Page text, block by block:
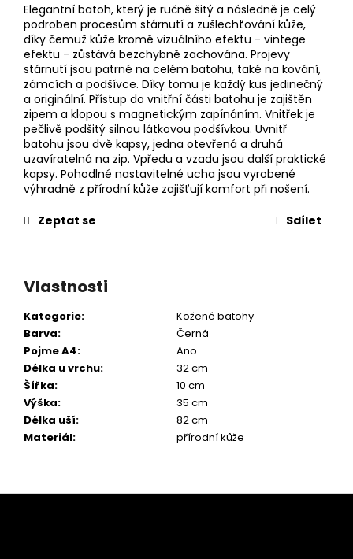
Elegantní batoh, který je ručně šitý a následně je celý
podroben procesům stárnutí a zušlechťování kůže,
díky čemuž kůže kromě vizuálního efektu - vintege
efektu - zůstává bezchybně zachována. Projevy
stárnutí jsou patrné na celém batohu, také na kování,
zámcích a podšívce. Díky tomu je každý kus jedinečný
a originální. Přístup do vnitřní části batohu je zajištěn
zipem a klopou s magnetickým zapínáním. Vnitřek je
pečlivě podšitý silnou látkovou podšívkou. Uvnitř
batohu jsou dvě kapsy, jedna otevřená a druhá
uzavíratelná na zip. Vpředu a vzadu jsou další praktické
kapsy. Pohodlné nastavitelné ucha jsou vyrobené
výhradně z přírodní kůže zajišťují komfort při nošení.
Zeptat se
Sdílet
Vlastnosti
Kategorie:
Kožené batohy
Barva:
Černá
Pojme A4:
Ano
Délka u vrchu:
32 cm
Šířka:
10 cm
Výška:
35 cm
Délka uší:
82 cm
Materiál: přírodní kůže